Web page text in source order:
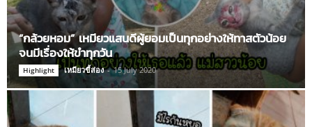
“กล้วยหอม” เหมียวแสนดีผู้ยอมเป็นทุกอย่างให้ทาสตัวน้อย
จนมีเรื่องให้ขำทุกวัน
Highlight เหมียวขี้ส่อง - 15 July 2020